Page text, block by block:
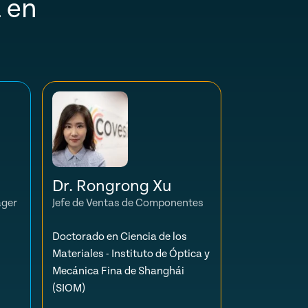
Dr. Rongrong Xu
Jefe de Ventas de Componentes
Doctorado en Ciencia de los
Materiales - Instituto de Óptica y
Mecánica Fina de Shanghái
(SIOM)